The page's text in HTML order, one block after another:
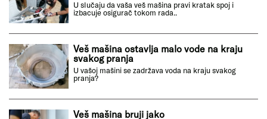
U slučaju da vaša veš mašina pravi kratak spoj i
izbacuje osigurač tokom rada..
Veš mašina ostavlja malo vode na kraju
svakog pranja
U vašoj mašini se zadržava voda na kraju svakog
pranja?
Veš mašina bruji jako